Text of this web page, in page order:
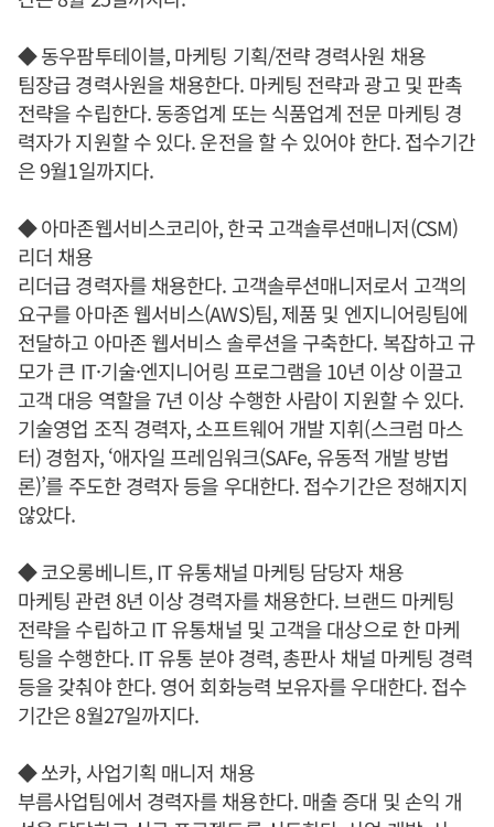
◆ 동우팜투테이블, 마케팅 기획/전략 경력사원 채용
팀장급 경력사원을 채용한다. 마케팅 전략과 광고 및 판촉
전략을 수립한다. 동종업계 또는 식품업계 전문 마케팅 경
력자가 지원할 수 있다. 운전을 할 수 있어야 한다. 접수기간
은 9월1일까지다.
◆ 아마존웹서비스코리아, 한국 고객솔루션매니저(CSM)
리더 채용
리더급 경력자를 채용한다. 고객솔루션매니저로서 고객의
요구를 아마존 웹서비스(AWS)팀, 제품 및 엔지니어링팀에
전달하고 아마존 웹서비스 솔루션을 구축한다. 복잡하고 규
모가 큰 IT·기술·엔지니어링 프로그램을 10년 이상 이끌고
고객 대응 역할을 7년 이상 수행한 사람이 지원할 수 있다.
기술영업 조직 경력자, 소프트웨어 개발 지휘(스크럼 마스
터) 경험자, ‘애자일 프레임워크(SAFe, 유동적 개발 방법
론)’를 주도한 경력자 등을 우대한다. 접수기간은 정해지지
않았다.
◆ 코오롱베니트, IT 유통채널 마케팅 담당자 채용
마케팅 관련 8년 이상 경력자를 채용한다. 브랜드 마케팅
전략을 수립하고 IT 유통채널 및 고객을 대상으로 한 마케
팅을 수행한다. IT 유통 분야 경력, 총판사 채널 마케팅 경력
등을 갖춰야 한다. 영어 회화능력 보유자를 우대한다. 접수
기간은 8월27일까지다.
◆ 쏘카, 사업기획 매니저 채용
부름사업팀에서 경력자를 채용한다. 매출 증대 및 손익 개